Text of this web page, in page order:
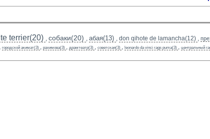
terrier(20) , собаки(20) , абая(13) , don qihote de lamancha(12) ,
, городской акимат(3) , рахимова(3) , драмтеатр(3) , советская(3) , leonardo da vinci rags puma(3) , центральный